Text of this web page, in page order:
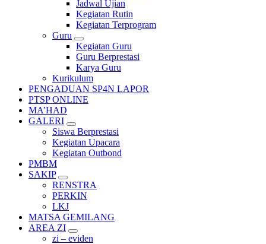
Jadwal Ujian
Kegiatan Rutin
Kegiatan Terprogram
Guru
Kegiatan Guru
Guru Berprestasi
Karya Guru
Kurikulum
PENGADUAN SP4N LAPOR
PTSP ONLINE
MA’HAD
GALERI
Siswa Berprestasi
Kegiatan Upacara
Kegiatan Outbond
PMBM
SAKIP
RENSTRA
PERKIN
LKJ
MATSA GEMILANG
AREA ZI
zi – eviden